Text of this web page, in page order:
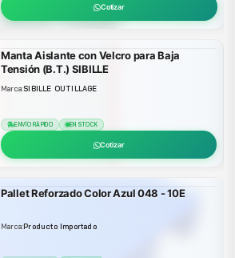
Cotizar
Manta Aislante con Velcro para Baja
Tensión (B.T.) SIBILLE
Marca:SIBILLE OUTILLAGE
ENVÍO RÁPIDO EN STOCK
Cotizar
Pallet Reforzado Color Azul 048 - 10E
Marca:Producto Importado